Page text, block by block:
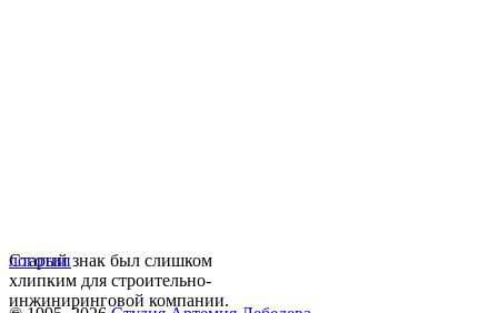
Старый знак был слишком
хлипким для строительно-
инжиниринговой компании.
логотип